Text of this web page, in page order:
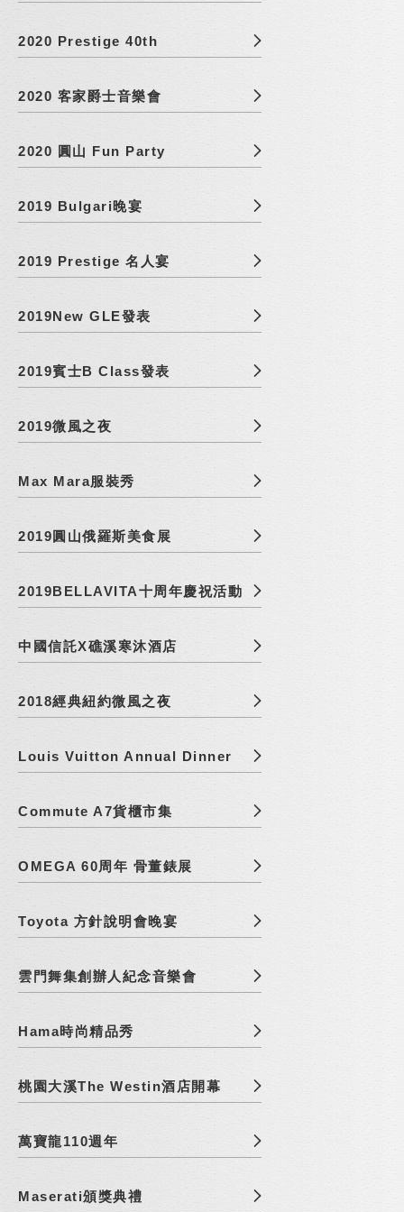
2020 Prestige 40th
2020 客家爵士音樂會
2020 圓山 Fun Party
2019 Bulgari晚宴
2019 Prestige 名人宴
2019New GLE發表
2019賓士B Class發表
2019微風之夜
Max Mara服裝秀
2019圓山俄羅斯美食展
2019BELLAVITA十周年慶祝活動
中國信託X礁溪寒沐酒店
2018經典紐約微風之夜
Louis Vuitton Annual Dinner
Commute A7貨櫃市集
OMEGA 60周年 骨董錶展
Toyota 方針說明會晚宴
雲門舞集創辦人紀念音樂會
Hama時尚精品秀
桃園大溪The Westin酒店開幕
萬寶龍110週年
Maserati頒獎典禮